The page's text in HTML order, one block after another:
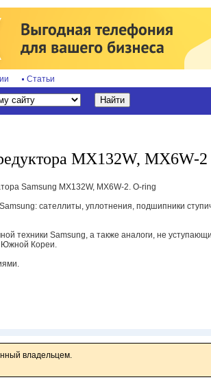
Статьи
MX132W, MX6W-2
Samsung MX132W, MX6W-2. O-ring
сателлиты, уплотнения, подшипники
техники Samsung, а также аналоги, не
Южной Кореи.
владельцем.